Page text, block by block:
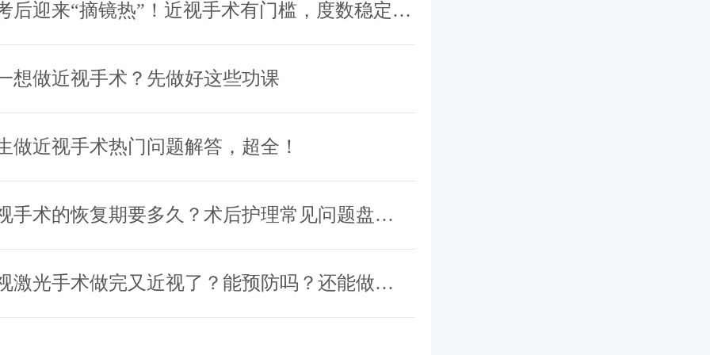
高考后迎来“摘镜热”！近视手术有门槛，度数稳定后才宜手术
想做近视手术？先做好这些功课
做近视手术热门问题解答，超全！
近视手术的恢复期要多久？术后护理常见问题盘点，想摘镜的看过来！
近视激光手术做完又近视了？能预防吗？还能做二次手术吗？